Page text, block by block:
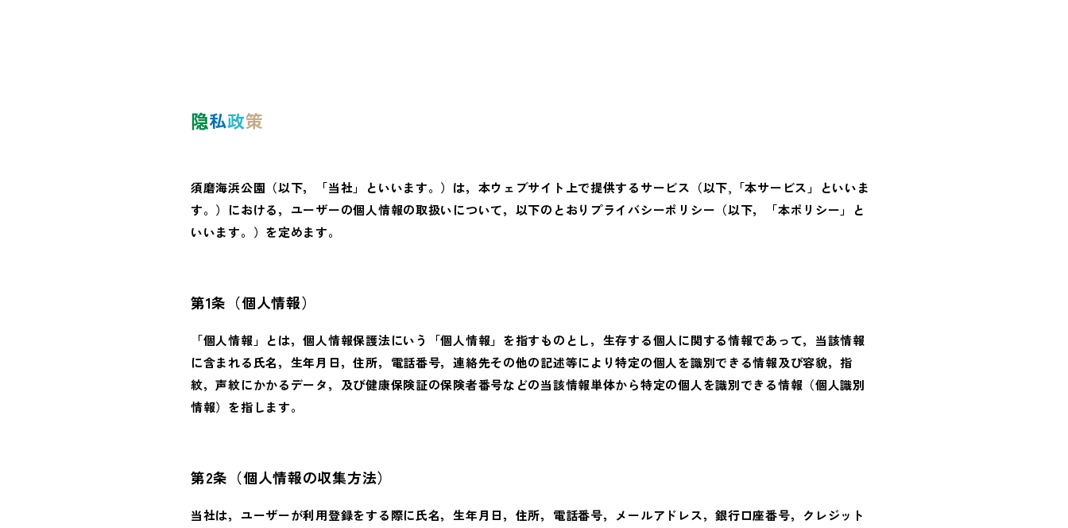
隐私政策
須磨海浜公園（以下，「当社」といいます。）は，本ウェブサイト上で提供するサービス（以下,「本サービス」といいま
す。）における，ユーザーの個人情報の取扱いについて，以下のとおりプライバシーポリシー（以下，「本ポリシー」と
いいます。）を定めます。
第1条（個人情報）
「個人情報」とは，個人情報保護法にいう「個人情報」を指すものとし，生存する個人に関する情報であって，当該情報
に含まれる氏名，生年月日，住所，電話番号，連絡先その他の記述等により特定の個人を識別できる情報及び容貌，指
紋，声紋にかかるデータ，及び健康保険証の保険者番号などの当該情報単体から特定の個人を識別できる情報（個人識別
情報）を指します。
第2条（個人情報の収集方法）
当社は，ユーザーが利用登録をする際に氏名，生年月日，住所，電話番号，メールアドレス，銀行口座番号，クレジット